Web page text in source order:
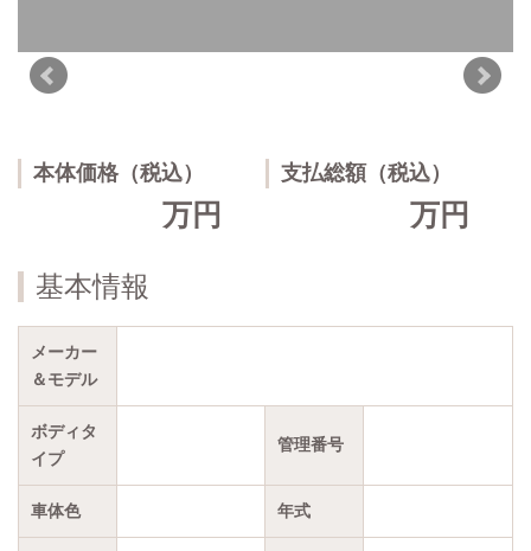
本体価格（税込）
万円
支払総額（税込）
万円
基本情報
メーカー
＆モデル
ボディタ
イプ
管理番号
車体色 年式